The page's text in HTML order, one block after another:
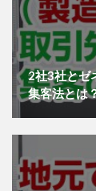
2社3社とゼ
集客法とは